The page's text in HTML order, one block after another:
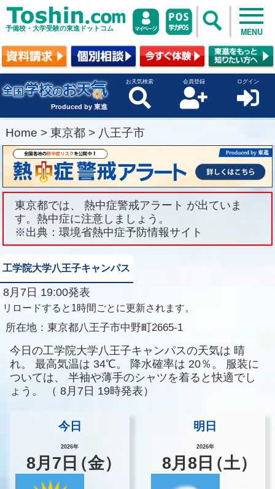
予備校・大学受験の東進ドットコム MENU
Produced by 東進
お天気検索 会員登録 ログイン
Home > 東京都 > 八王子市
東京都では、 熱中症警戒アラート が出ていま
す。熱中症に注意しましょう。
※出典：環境省熱中症予防情報サイト
工学院大学八王子キャンパス
8月7日 19:00発表
リロードすると1時間ごとに更新されます。
所在地： 東京都八王子市中野町2665-1
今日の工学院大学八王子キャンパスの天気は 晴
れ。
最高気温は 34℃。 降水確率は 20％。
服装に
ついては、
半袖や薄手のシャツを着ると快適でし
ょう。
（ 8月7日 19時発表）
今日
2026年
8月 7 日（金）
明日
2026年
8月8 日（土）